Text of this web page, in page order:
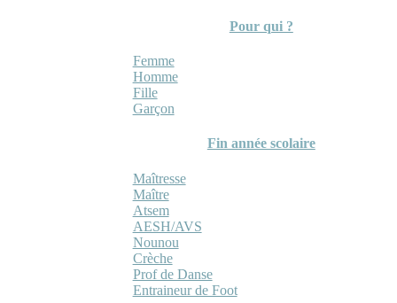
Pour qui ?
Femme
Homme
Fille
Garçon
Fin année scolaire
Maîtresse
Maître
Atsem
AESH/AVS
Nounou
Crèche
Prof de Danse
Entraineur de Foot